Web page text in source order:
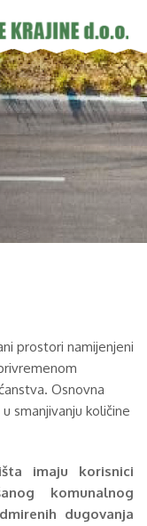
prostori namijenjeni
Osnovna
smanjivanju količine
imaju korisnici
komunalnog
dugovanja